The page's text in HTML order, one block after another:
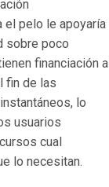
el pelo le apoyaría
sobre poco
financiación a
fin de las
lo
usuarios
cual
lo necesitan.